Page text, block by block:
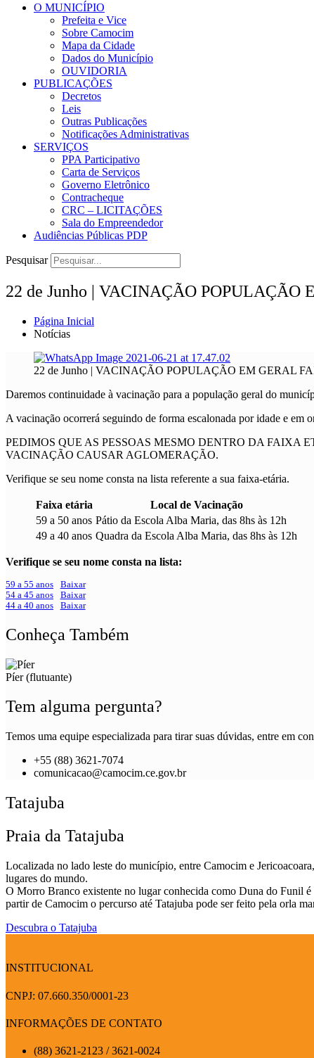
O MUNICÍPIO
Prefeita e Vice
Sobre Camocim
Mapa da Cidade
Dados do Município
OUVIDORIA
PUBLICAÇÕES
Decretos
Leis
Outras Publicações
Notificações Administrativas
SERVIÇOS
PPA Participativo
Carta de Serviços
Governo Eletrônico
Contracheque
CRC – LICITAÇÕES
Sala do Empreendedor
Audiências Públicas PDP
Pesquisar
22 de Junho | VACINAÇÃO
Página Inicial
Notícias
22 de Junho | VACINAÇÃO POPULAÇÃO EM GERAL
Daremos continuidade à vacinação para a população geral do
A vacinação ocorrerá seguindo de forma escalonada por idade e em
PEDIMOS QUE AS PESSOAS MESMO DENTRO DA
VACINAÇÃO CAUSAR AGLOMERAÇÃO.
Verifique se seu nome consta na lista referente a sua faixa-etária.
Faixa etária
Local de Vacinação
59 a 50 anos Pátio da Escola Alba Maria, das 8hs às 12h
49 a 40 anos Quadra da Escola Alba Maria, das 8hs às 12h
Verifique se seu nome consta na lista:
59 a 55 anos
Baixar
54 a 45 anos
Baixar
44 a 40 anos
Baixar
Conheça Também
Píer (flutuante)
Tem alguma pergunta?
Temos uma equipe especializada para tirar suas dúvidas, entre em
+55 (88) 3621-7074
comunicacao@camocim.ce.gov.br
Tatajuba
Praia da Tatajuba
Localizada no lado leste do município, entre Camocim e
lugares do mundo.
O Morro Branco existente no lugar conhecida como Duna do Funil é
partir de Camocim o percurso até Tatajuba pode ser feito pela orla
Descubra o Tatajuba
INSTITUCIONAL
CNPJ: 07.660.350/0001-23
INFORMAÇÕES DE CONTATO
(88) 3621-2123 / 3621-0024